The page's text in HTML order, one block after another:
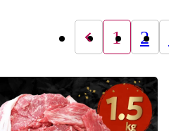
1 2